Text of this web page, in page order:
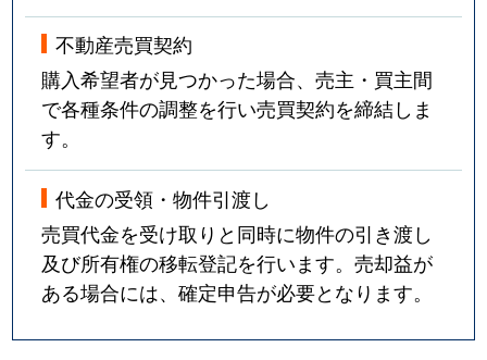
不動産売買契約
購入希望者が見つかった場合、売主・買主間
で各種条件の調整を行い売買契約を締結しま
す。
代金の受領・物件引渡し
売買代金を受け取りと同時に物件の引き渡し
及び所有権の移転登記を行います。売却益が
ある場合には、確定申告が必要となります。